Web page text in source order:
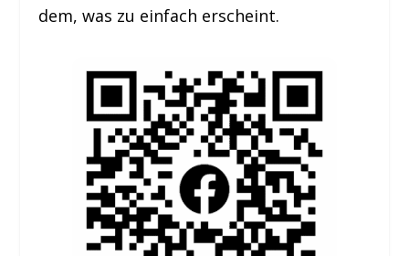
dem, was zu einfach erscheint.